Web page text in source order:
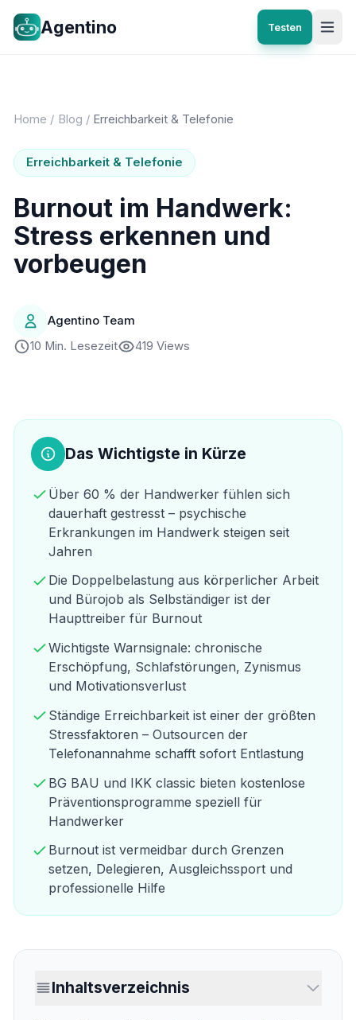
Agentino Testen
Home / Blog / Erreichbarkeit & Telefonie
Erreichbarkeit & Telefonie
Burnout im Handwerk:
Stress erkennen und
vorbeugen
Agentino Team
10 Min. Lesezeit
419 Views
Das Wichtigste in Kürze
Über 60 % der Handwerker fühlen sich
dauerhaft gestresst – psychische
Erkrankungen im Handwerk steigen seit
Jahren
Die Doppelbelastung aus körperlicher Arbeit
und Bürojob als Selbständiger ist der
Haupttreiber für Burnout
Wichtigste Warnsignale: chronische
Erschöpfung, Schlafstörungen, Zynismus
und Motivationsverlust
Ständige Erreichbarkeit ist einer der größten
Stressfaktoren – Outsourcen der
Telefonannahme schafft sofort Entlastung
BG BAU und IKK classic bieten kostenlose
Präventionsprogramme speziell für
Handwerker
Burnout ist vermeidbar durch Grenzen
setzen, Delegieren, Ausgleichssport und
professionelle Hilfe
Inhaltsverzeichnis